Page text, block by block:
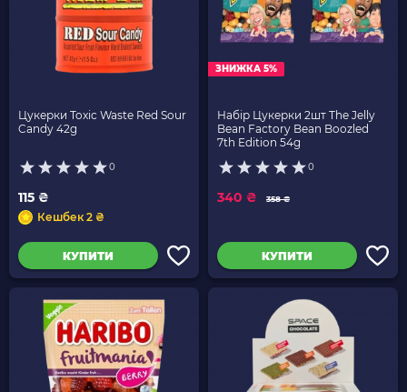
Цукерки Toxic Waste Red Sour
Candy 42g
0
115 ₴
Кешбек 2 ₴
КУПИТИ
ЗНИЖКА 5%
Набір Цукерки 2шт The Jelly
Bean Factory Bean Boozled
7th Edition 54g
0
358 ₴
340 ₴
КУПИТИ